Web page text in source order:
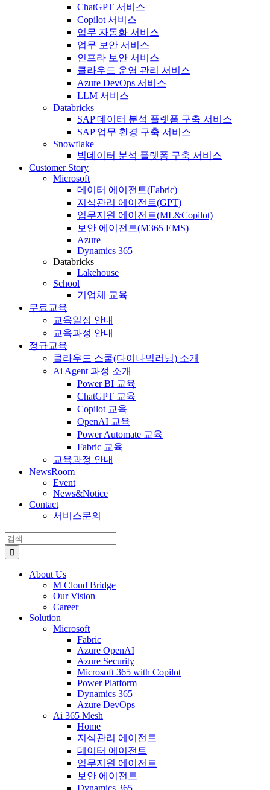
ChatGPT 서비스
Copilot 서비스
업무 자동화 서비스
업무 보안 서비스
인프라 보안 서비스
클라우드 운영 관리 서비스
Azure DevOps 서비스
LLM 서비스
Databricks
SAP 데이터 분석 플랫폼 구축 서비스
SAP 업무 환경 구축 서비스
Snowflake
빅데이터 분석 플랫폼 구축 서비스
Customer Story
Microsoft
데이터 에이전트(Fabric)
지식관리 에이전트(GPT)
업무지원 에이전트(ML&Copilot)
보안 에이전트(M365 EMS)
Azure
Dynamics 365
Databricks
Lakehouse
School
기업체 교육
무료교육
교육일정 안내
교육과정 안내
정규교육
클라우드 스쿨(다이나믹러닝) 소개
Ai Agent 과정 소개
Power BI 교육
ChatGPT 교육
Copilot 교육
OpenAI 교육
Power Automate 교육
Fabric 교육
교육과정 안내
NewsRoom
Event
News&Notice
Contact
서비스문의
검
색:
About Us
M Cloud Bridge
Our Vision
Career
Solution
Microsoft
Fabric
Azure OpenAI
Azure Security
Microsoft 365 with Copilot
Power Platform
Dynamics 365
Azure DevOps
Ai 365 Mesh
Home
지식관리 에이전트
데이터 에이전트
업무지원 에이전트
보안 에이전트
Dynamics 365